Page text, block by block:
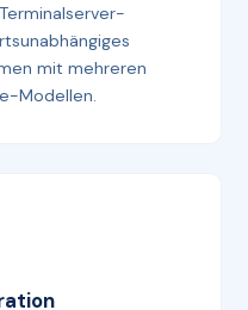
mit mehreren
Modellen.